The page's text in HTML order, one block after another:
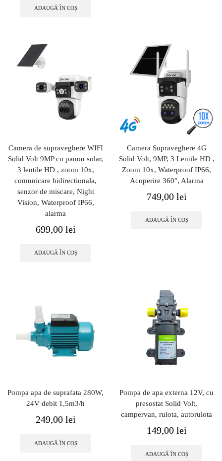
ADAUGĂ ÎN COȘ
Camera de supraveghere WIFI
Solid Volt 9MP cu panou solar,
3 lentile HD , zoom 10x,
comunicare bidirectionala,
senzor de miscare, Night
Vision, Waterproof IP66,
alarma
699,00 lei
ADAUGĂ ÎN COȘ
Camera Supraveghere 4G
Solid Volt, 9MP, 3 Lentile HD ,
Zoom 10x, Waterproof IP66,
Acoperire 360°, Alarma
749,00 lei
ADAUGĂ ÎN COȘ
Pompa apa de suprafata 280W,
24V debit 1,5m3/h
249,00 lei
ADAUGĂ ÎN COȘ
Pompa de apa externa 12V, cu
presostat Solid Volt,
campervan, rulota, autorulota
149,00 lei
ADAUGĂ ÎN COȘ